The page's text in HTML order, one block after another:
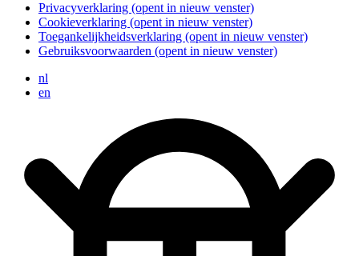
Privacyverklaring (opent in nieuw venster)
Cookieverklaring (opent in nieuw venster)
Toegankelijkheidsverklaring (opent in nieuw venster)
Gebruiksvoorwaarden (opent in nieuw venster)
nl
en